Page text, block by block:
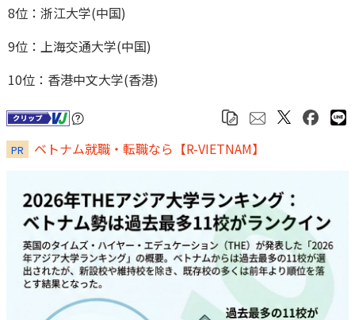
8位：浙江大学(中国)
9位：上海交通大学(中国)
10位：香港中文大学(香港)
PR ベトナム就職・転職なら【R-VIETNAM】